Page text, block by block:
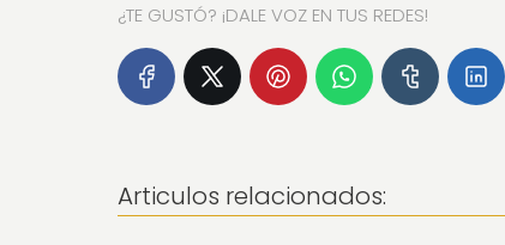
¿TE GUSTÓ? ¡DALE VOZ EN TUS REDES!
Articulos relacionados: